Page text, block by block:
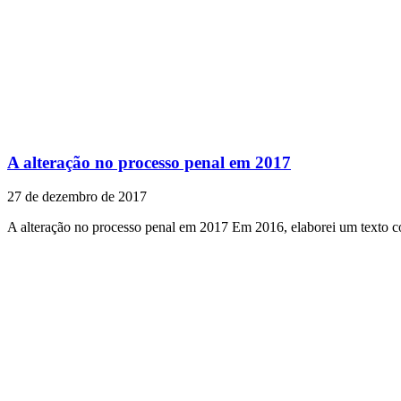
A alteração no processo penal em 2017
27 de dezembro de 2017
A alteração no processo penal em 2017 Em 2016, elaborei um texto